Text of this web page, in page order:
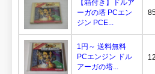
【箱付き】ドルア
ーガの塔 PCエン
ジン PCE...
1円～ 送料無料
PCエンジン ドル
アーガの塔...